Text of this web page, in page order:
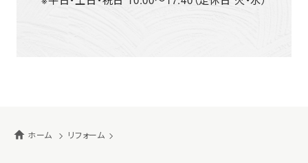
ホーム リフォーム